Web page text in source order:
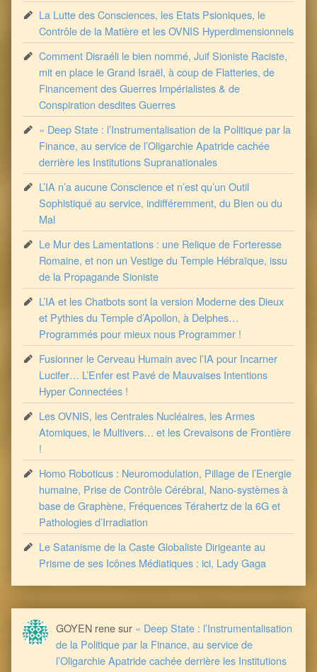
La Lutte des Consciences, les Etats Psioniques, le
Contrôle de la Matière et les OVNIS Hyperdimensionnels
Comment Disraéli le bien nommé, Juif Sioniste Raciste,
mit en place le Grand Israël, à coup de Flatteries, de
Financement des Guerres Impérialistes & de
Conspiration desdites Guerres
« Deep State : l’Instrumentalisation de la Politique par la
Finance, au service de l’Oligarchie Apatride cachée
derrière les Institutions Supranationales
L’IA n’a aucune Conscience et n’est qu’un Outil
Sophistiqué au service, indifféremment, du Bien ou du
Mal
Le Mur des Lamentations : une Relique de Forteresse
Romaine, et non un Vestige du Temple Hébraïque, issu
de la Propagande Sioniste
L’IA et les Chatbots sont la version Moderne des Dieux
et Pythies du Temple d’Apollon, à Delphes…
Programmés pour mieux nous Programmer !
Fusionner le Cerveau Humain avec l’IA pour Incarner
Lucifer… L’Enfer est Pavé de Mauvaises Intentions
Hyper Connectées !
Les OVNIS, les Centrales Nucléaires, les Armes
Atomiques, le Multivers… et les Crevaisons de Frontière
!
Homo Roboticus : Neuromodulation, Pillage de l’Energie
humaine, Prise de Contrôle Cérébral, Nano-systèmes à
base de Graphène, Fréquences Térahertz de la 6G et
Pathologies d’Irradiation
Le Satanisme de la Caste Globaliste Dirigeante au
Prisme de ses Icônes Médiatiques : ici, Lady Gaga
GOYEN renesur « Deep State : l’Instrumentalisation
de la Politique par la Finance, au service de
l’Oligarchie Apatride cachée derrière les Institutions